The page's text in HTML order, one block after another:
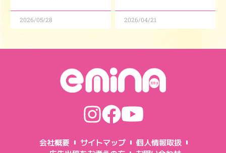
2026/05/28 2026/04/21
会社概要 サイトマップ
個人情報取扱